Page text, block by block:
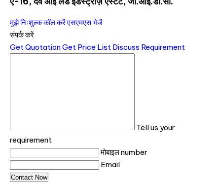
मुझे निःशुल्क कॉल करेंएसएमएस भेजें
संपर्क करें
Get QuotationGet Price List Discuss Requirement
Tell us your
requirement
मोबाइल number
Email